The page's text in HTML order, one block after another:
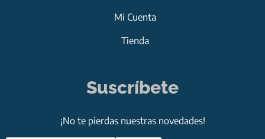
Mi Cuenta
Tienda
Suscríbete
¡No te pierdas nuestras novedades!